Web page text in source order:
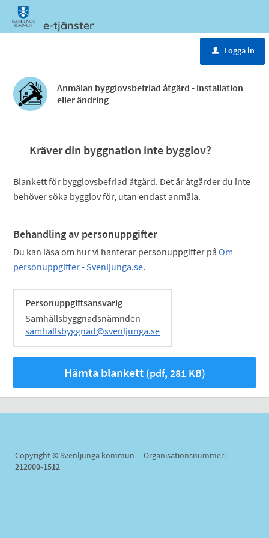
e-tjänster
u Logga in
Anmälan bygglovsbefriad åtgärd - installation
eller ändring
Kräver din byggnation inte bygglov?
Blankett för bygglovsbefriad åtgärd. Det är åtgärder du inte
behöver söka bygglov för, utan endast anmäla.
Behandling av personuppgifter
Du kan läsa om hur vi hanterar personuppgifter påOm
personuppgifter - Svenljunga.se.
Personuppgiftsansvarig
Samhällsbyggnadsnämnden
samhallsbyggnad@svenljunga.se
Hämta blankett(pdf, 281 KB)
Copyright © Svenljunga kommun Organisationsnummer:
212000-1512